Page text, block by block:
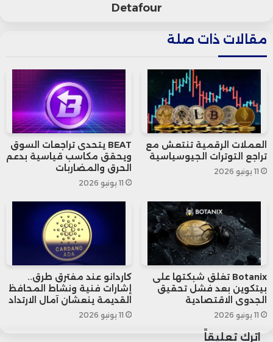
مساء الأربعاء عن فرض رسوم جمركية بنسبة
50% على واردات النحاس إلى الولايات المتحدة،
المقبل.
كما شملت الإجراءات فرض رسوم مماثلة على
الواردات البرازيلية، في خطوة فُهمت على أنها
رد سياسي واقتصادي مزدوج.
وبرّر ترامب القرار بأن العلاقة التجارية مع
البرازيل “غير عادلة للغاية” وتفتقر إلى
المعاملة بالمثل، مضيفًا أن الإجراءات تأتي
أيضًا كرد على محاكمة الرئيس البرازيلي السابق
جايير بولسونارو، المتهم بالتورط في محاولات
لقلب نتائج انتخابات عام 2022.
Detafour
مقالات ذات صلة
العملات الرقمية تنتعش مع
تراجع التوترات الجيوسياسية
11 يونيو 2026
BEAT يتحدى تراجعات السوق
ويحقق مكاسب قياسية بدعم
الحرق والمضاربات
11 يونيو 2026
Botanix تغلق شبكتها على
بيتكوين بعد فشل تحقيق
الجدوى الاقتصادية
11 يونيو 2026
كاردانو عند مفترق طرق..
إشارات فنية ونشاط المحافظ
القديمة ينعشان آمال الارتداد
11 يونيو 2026
اترك تعليقاً